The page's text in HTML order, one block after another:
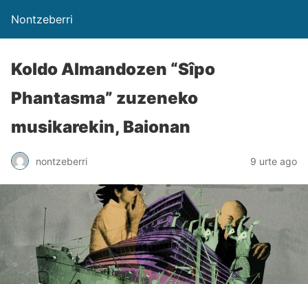
Nontzeberri
Koldo Almandozen “Sîpo
Phantasma” zuzeneko
musikarekin, Baionan
nontzeberri 9 urte ago